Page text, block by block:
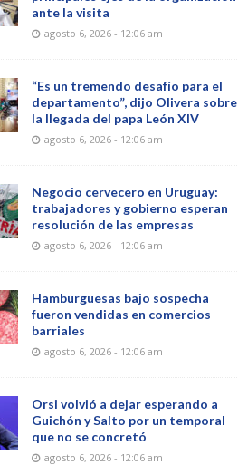
ante la visita
agosto 6, 2026 - 12:06 am
“Es un tremendo desafío para el
departamento”, dijo Olivera sobre
la llegada del papa León XIV
agosto 6, 2026 - 12:06 am
Negocio cervecero en Uruguay:
trabajadores y gobierno esperan
resolución de las empresas
agosto 6, 2026 - 12:06 am
Hamburguesas bajo sospecha
fueron vendidas en comercios
barriales
agosto 6, 2026 - 12:06 am
Orsi volvió a dejar esperando a
Guichón y Salto por un temporal
que no se concretó
agosto 6, 2026 - 12:06 am